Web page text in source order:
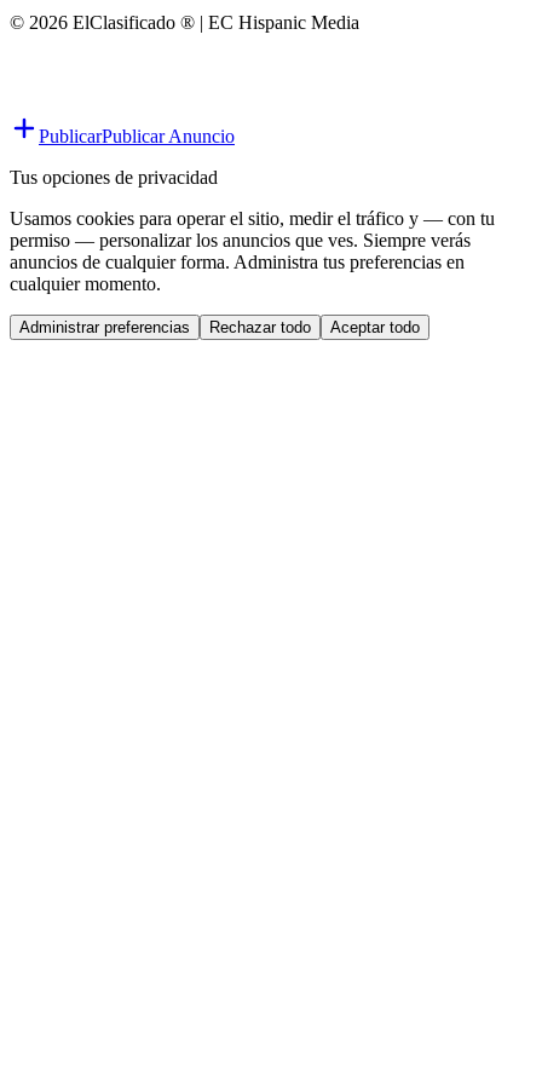
© 2026 ElClasificado ® | EC Hispanic Media
PublicarPublicar Anuncio
Tus opciones de privacidad
Usamos cookies para operar el sitio, medir el tráfico y — con tu
permiso — personalizar los anuncios que ves. Siempre verás
anuncios de cualquier forma. Administra tus preferencias en
cualquier momento.
Administrar preferencias Rechazar todo Aceptar todo